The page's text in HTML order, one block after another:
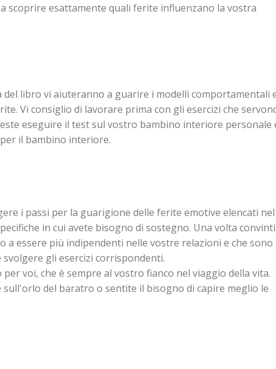
scoprire esattamente quali ferite influenzano la vostra
del libro vi aiuteranno a guarire i modelli comportamentali
Vi consiglio di lavorare prima con gli esercizi che
eseguire il test sul vostro bambino interiore personale
il bambino interiore.
i passi per la guarigione delle ferite emotive elencati nel
in cui avete bisogno di sostegno. Una volta
a essere più indipendenti nelle vostre relazioni e che
gli esercizi corrispondenti.
voi, che è sempre al vostro fianco nel viaggio della vita.
del baratro o sentite il bisogno di capire meglio le